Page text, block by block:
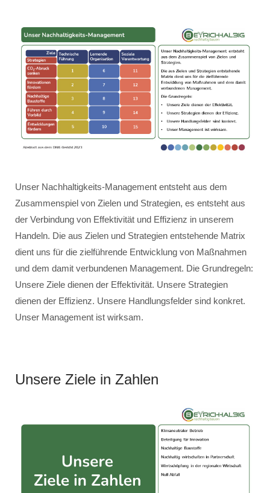
Unser Nachhaltigkeits-Management entsteht aus dem
Zusammenspiel von Zielen und Strategien, es entsteht aus
der Verbindung von Effektivität und Effizienz in unserem
Handeln. Die aus Zielen und Strategien entstehende Matrix
dient uns für die zielführende Entwicklung von Maßnahmen
und dem damit verbundenen Management. Die Grundregeln:
Unsere Ziele dienen der Effektivität. Unsere Strategien
dienen der Effizienz. Unsere Handlungsfelder sind konkret.
Unser Management ist wirksam.
Unsere Ziele in Zahlen